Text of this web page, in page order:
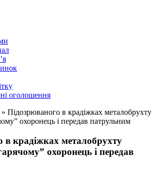
оголошення
» Підозрюваного в крадіжках металобрухту
охоронець і передав патрульним
в крадіжках металобрухту
охоронець і передав